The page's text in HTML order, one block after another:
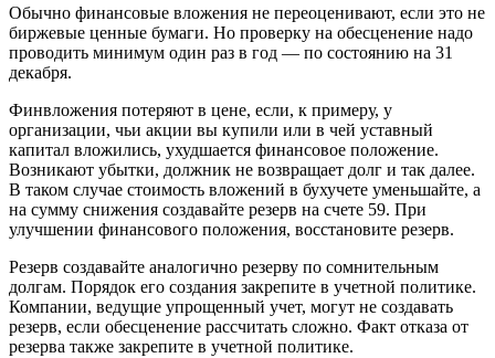
Обычно финансовые вложения не переоценивают, если это не
биржевые ценные бумаги. Но проверку на обесценение надо
проводить минимум один раз в год — по состоянию на 31
декабря.
Финвложения потеряют в цене, если, к примеру, у
организации, чьи акции вы купили или в чей уставный
капитал вложились, ухудшается финансовое положение.
Возникают убытки, должник не возвращает долг и так далее.
В таком случае стоимость вложений в бухучете уменьшайте, а
на сумму снижения создавайте резерв на счете 59. При
улучшении финансового положения, восстановите резерв.
Резерв создавайте аналогично резерву по сомнительным
долгам. Порядок его создания закрепите в учетной политике.
Компании, ведущие упрощенный учет, могут не создавать
резерв, если обесценение рассчитать сложно. Факт отказа от
резерва также закрепите в учетной политике.